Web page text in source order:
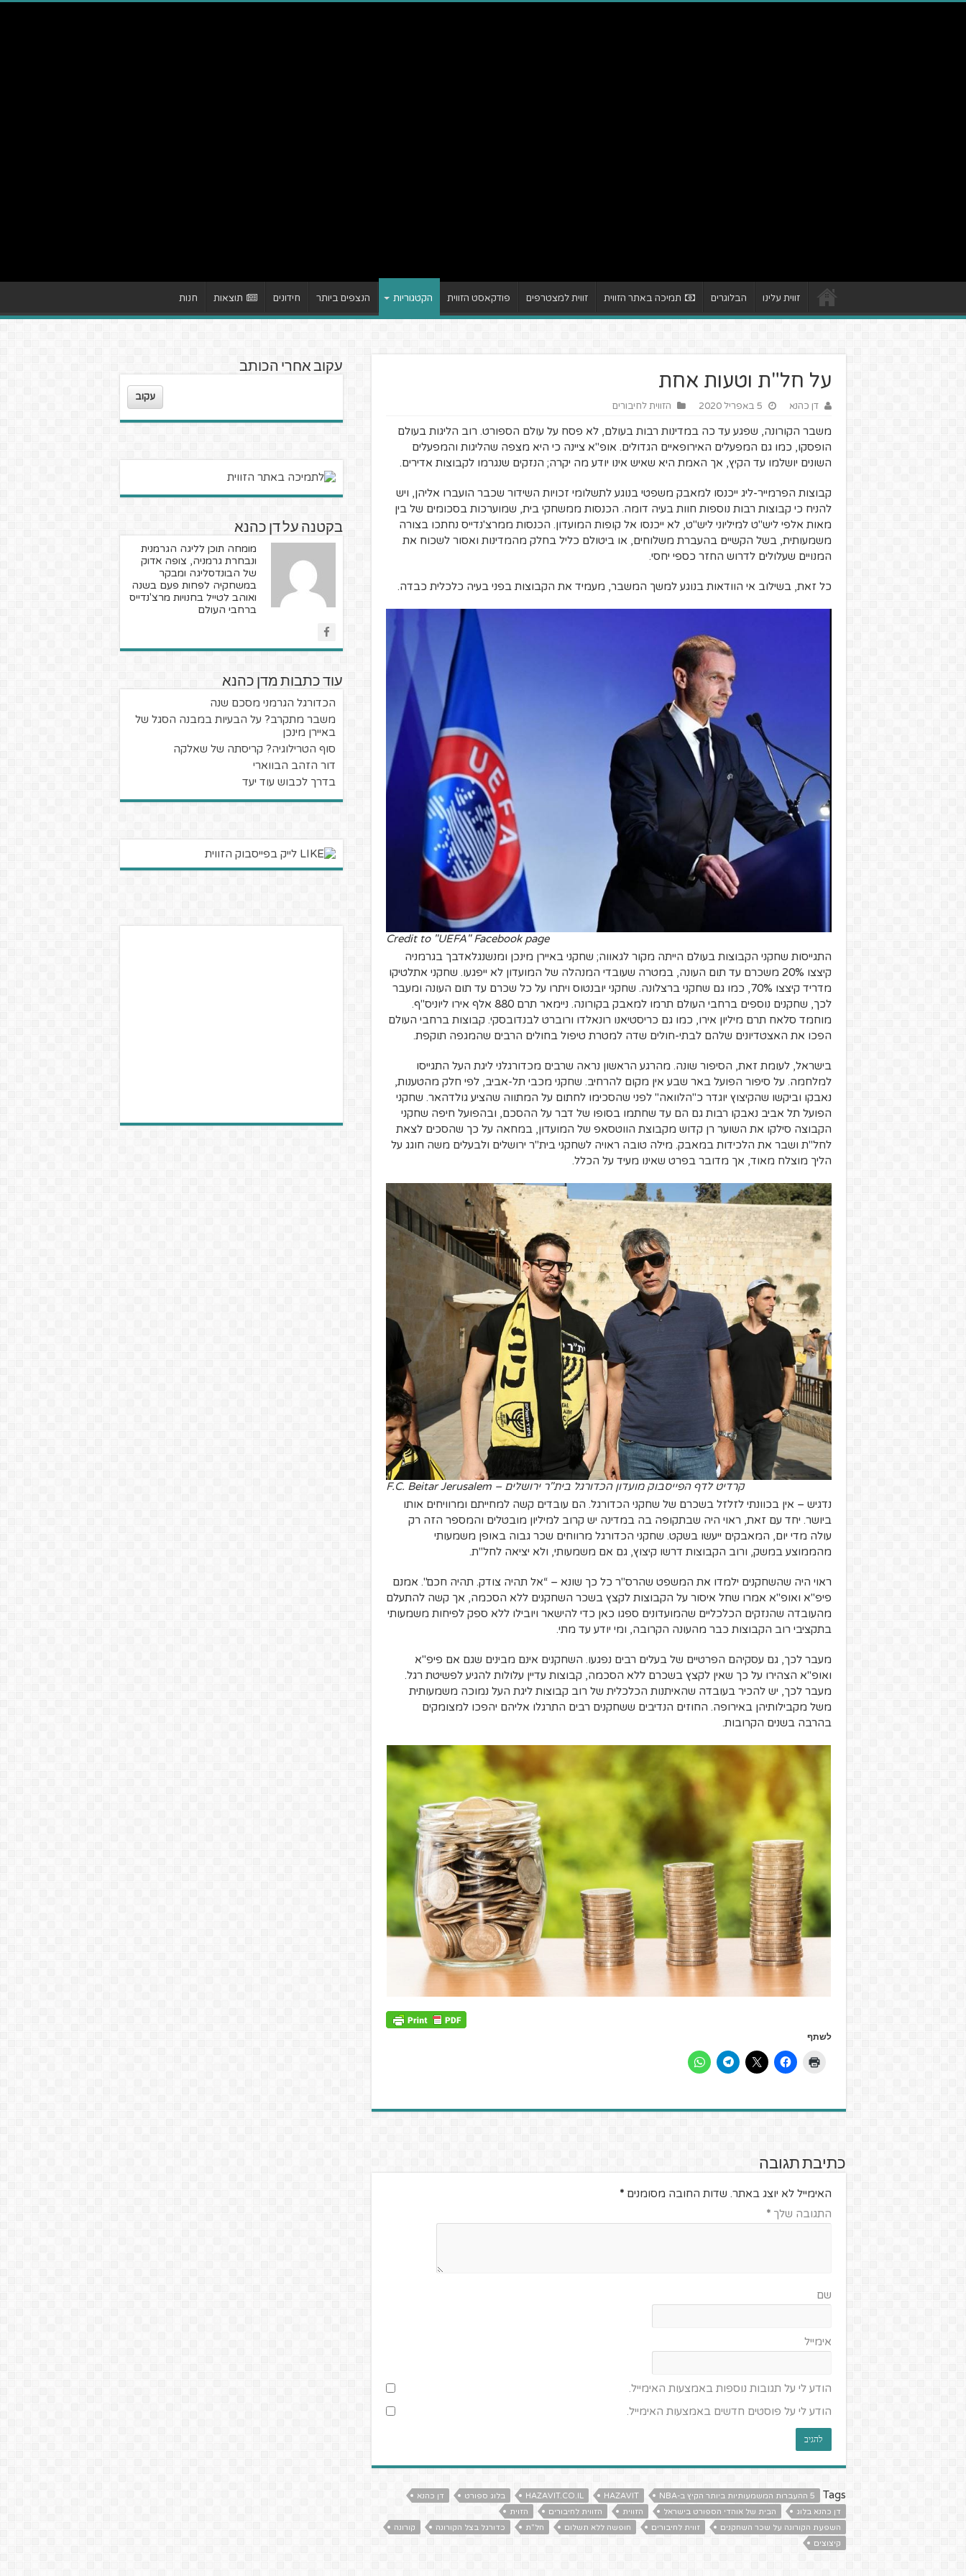
זווית עלינו הבלוגרים תמיכה באתר הזווית זווית למצטרפים פודקאסט הזווית הקטגוריות הנצפים ביותר חידונים תוצאות חנות
על חל"ת וטעות אחת
דן כהנא 5 באפריל 2020 הזווית לחיבורים
משבר הקורונה, שפגע עד כה במדינות רבות בעולם, לא פסח על עולם הספורט. רוב הליגות בעולם
הופסקו, כמו גם המפעלים האירופאיים הגדולים. אופ"א ציינה כי היא מצפה שהליגות והמפעלים
השונים יושלמו עד הקיץ, אך האמת היא שאיש אינו יודע מה יקרה; הנזקים שנגרמו לקבוצות אדירים.
קבוצות הפרמייר-ליג ייכנסו למאבק משפטי בנוגע לתשלומי זכויות השידור שכבר הועברו אליהן, ויש
להניח כי קבוצות רבות נוספות חוות בעיה דומה. הכנסות ממשחקי בית, שמוערכות בסכומים של בין
מאות אלפי ליש"ט למיליוני ליש"ט, לא ייכנסו אל קופות המועדון. הכנסות ממרצ'נדייס נחתכו בצורה
משמעותית, בשל הקשיים בהעברת משלוחים, או ביטולם כליל בחלק מהמדינות ואסור לשכוח את
המנויים שעלולים לדרוש החזר כספי יחסי.
כל זאת, בשילוב אי הוודאות בנוגע למשך המשבר, מעמיד את הקבוצות בפני בעיה כלכלית כבדה.
Credit to "UEFA" Facebook page
התגייסות שחקני הקבוצות בעולם הייתה מקור לגאווה; שחקני באיירן מינכן ומנשנגלאדבך בגרמניה
קיצצו 20% משכרם עד תום העונה, במטרה שעובדי המנהלה של המועדון לא ייפגעו. שחקני אתלטיקו
מדריד קיצצו 70%, כמו גם שחקני ברצלונה. שחקני יובנטוס ויתרו על כל שכרם עד תום העונה ומעבר
לכך, שחקנים נוספים ברחבי העולם תרמו למאבק בקורונה. ניימאר תרם 880 אלף אירו ליוניס"ף.
מוחמד סלאח תרם מיליון אירו, כמו גם כריסטיאנו רונאלדו ורוברט לבנדובסקי. קבוצות ברחבי העולם
הפכו את האצטדיונים שלהם לבתי-חולים שדה למטרת טיפול בחולים הרבים שהמגפה תוקפת.
בישראל, לעומת זאת, הסיפור שונה. מהרגע הראשון נראה שרבים מכדורגלני ליגת העל התגייסו
למלחמה. על סיפור הפועל באר שבע אין מקום להרחיב. שחקני מכבי תל-אביב, לפי חלק מהטענות,
נאבקו וביקשו שהקיצוץ יוגדר כ"הלוואה" לפני שהסכימו לחתום על המתווה שהציע גולדהאר. שחקני
הפועל תל אביב נאבקו רבות גם הם עד שחתמו בסופו של דבר על ההסכם, ובהפועל חיפה שחקני
הקבוצה סילקו את השוער רן קדוש מקבוצת הווטסאפ של המועדון, במחאה על כך שהסכים לצאת
לחל"ת ושבר את הלכידות במאבק. מילה טובה ראויה לשחקני בית"ר ירושלים ולבעלים משה חוגג על
הליך מוצלח מאוד, אך מדובר בפרט שאינו מעיד על הכלל.
קרדיט לדף הפייסבוק מועדון הכדורגל בית"ר ירושלים – F.C. Beitar Jerusalem
נדגיש – אין בכוונתי לזלזל בשכרם של שחקני הכדורגל. הם עובדים קשה למחייתם ומרוויחים אותו
ביושר. יחד עם זאת, ראוי היה שבתקופה בה במדינה יש קרוב למיליון מובטלים והמספר הזה רק
עולה מדי יום, המאבקים ייעשו בשקט. שחקני הכדורגל מרווחים שכר גבוה באופן משמעותי
מהממוצע במשק, ורוב הקבוצות דרשו קיצוץ, גם אם משמעותי, ולא יציאה לחל"ת.
ראוי היה שהשחקנים ילמדו את המשפט שהרס"ר כל כך שונא – “אל תהיה צודק. תהיה חכם". אמנם
פיפ"א ואופ"א אמרו שחל איסור על הקבוצות לקצץ בשכר השחקנים ללא הסכמה, אך קשה להתעלם
מהעובדה שהנזקים הכלכליים שהמועדונים ספגו כאן כדי להישאר ויובילו ללא ספק לפיחות משמעותי
בתקציבי רוב הקבוצות כבר מהעונה הקרובה, ומי יודע עד מתי.
מעבר לכך, גם עסקיהם הפרטיים של בעלים רבים נפגעו. השחקנים אינם מבינים שגם אם פיפ"א
ואופ"א הצהירו על כך שאין לקצץ בשכרם ללא הסכמה, קבוצות עדיין עלולות להגיע לפשיטת רגל.
מעבר לכך, יש להכיר בעובדה שהאיתנות הכלכלית של רוב קבוצות ליגת העל נמוכה משמעותית
משל מקבילותיהן באירופה. החוזים הנדיבים ששחקנים רבים התרגלו אליהם יהפכו למצומקים
בהרבה בשנים הקרובות.
לשתף
כתיבת תגובה
האימייל לא יוצג באתר. שדות החובה מסומנים *
התגובה שלך *
שם
אימייל
הודע לי על תגובות נוספות באמצעות האימייל.
הודע לי על פוסטים חדשים באמצעות האימייל.
Tags 5 ההעברות המשמעותיות ביותר הקיץ ב-NBA HAZAVIT
HAZAVIT.CO.IL בלוג ספורט
דן כהנא
דן כהנא בלוג
הבית של אוהדי הספורט בישראל הזווית הזווית לחיבורים
הזוית
השפעת הקורונה על שכר השחקנים
זווית לחיבורים חופשה ללא תשלום חל"ת כדורגל בצל הקורונה
קורונה
קיצוצים
עקוב אחרי הכותב
עקוב
בקטנה על דן כהנא
מומחה תוכן לליגה הגרמנית
ונבחרת גרמניה, צופה אדוק
של הבונדסליגה ומבקר
במשחקיה לפחות פעם בשנה
ואוהב לטייל בחנויות מרצ'נדייס
ברחבי העולם
עוד כתבות מדן כהנא
הכדורגל הגרמני מסכם שנה
משבר מתקרב? על הבעיות במבנה הסגל של
באיירן מינכן
סוף הטרילוגיה? קריסתה של שאלקה
דור הזהב הבווארי
בדרך לכבוש עוד יעד